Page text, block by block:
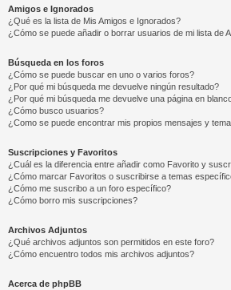
Amigos e Ignorados
¿Qué es la lista de Mis Amigos e Ignorados?
¿Cómo se puede añadir o borrar usuarios de mi lista de
Búsqueda en los foros
¿Cómo se puede buscar en uno o varios foros?
¿Por qué mi búsqueda me devuelve ningún resultado?
¿Por qué mi búsqueda me devuelve una página en
¿Cómo busco usuarios?
¿Como se puede encontrar mis propios mensajes y
Suscripciones y Favoritos
¿Cuál es la diferencia entre añadir como Favorito y
¿Cómo marcar Favoritos o suscribirse a temas
¿Cómo me suscribo a un foro específico?
¿Cómo borro mis suscripciones?
Archivos Adjuntos
¿Qué archivos adjuntos son permitidos en este foro?
¿Cómo encuentro todos mis archivos adjuntos?
Acerca de phpBB